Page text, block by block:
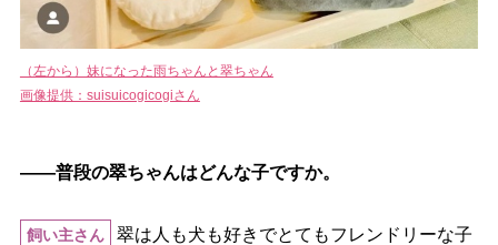
（左から）妹になった雨ちゃんと翠ちゃん
画像提供：suisuicogicogiさん
――普段の翠ちゃんはどんな子ですか。
飼い主さん
翠は人も犬も好きでとてもフレンドリーな子